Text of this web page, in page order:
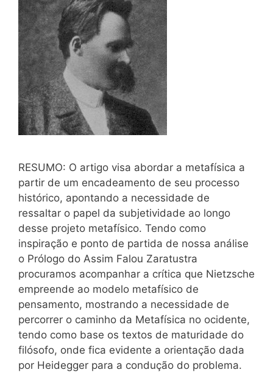
RESUMO: O artigo visa abordar a metafísica a
partir de um encadeamento de seu processo
histórico, apontando a necessidade de
ressaltar o papel da subjetividade ao longo
desse projeto metafísico. Tendo como
inspiração e ponto de partida de nossa análise
o Prólogo do Assim Falou Zaratustra
procuramos acompanhar a crítica que Nietzsche
empreende ao modelo metafísico de
pensamento, mostrando a necessidade de
percorrer o caminho da Metafísica no ocidente,
tendo como base os textos de maturidade do
filósofo, onde fica evidente a orientação dada
por Heidegger para a condução do problema.